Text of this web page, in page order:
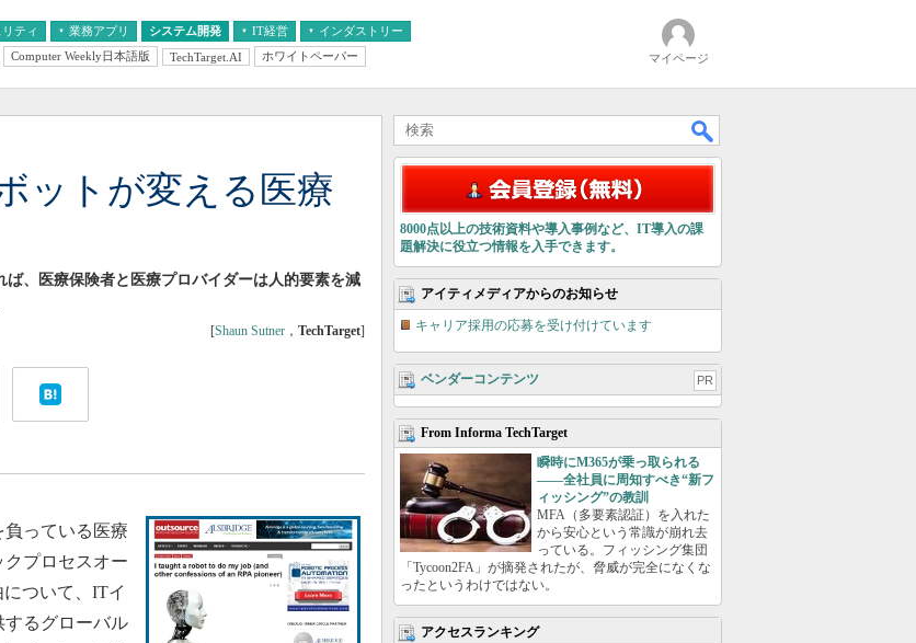
ティ 業務アプリ システム開発 IT経営
経営とIT
インダストリー
医療IT
Computer Weekly日本語版 TechTarget.AI ホワイトペーパー マイページ
ットが変える医療
、医療保険者と医療プロバイダーは人的要素を減
[Shaun Sutner ， TechTarget]
っている医療
プロセスオー
ついて、ITイ
するグローバル
8000点以上の技術資料や導入事例など、IT導入の課
題解決に役立つ情報を入手できます。
アイティメディアからのお知らせ
キャリア採用の応募を受け付けています
ベンダーコンテンツ PR
From Informa TechTarget
瞬時にM365が乗っ取られる
――全社員に周知すべき“新フ
ィッシング”の教訓
MFA（多要素認証）を入れた
から安心という常識が崩れ去
っている。フィッシング集団
「Tycoon2FA」が摘発されたが、脅威が完全になくな
ったというわけではない。
アクセスランキング